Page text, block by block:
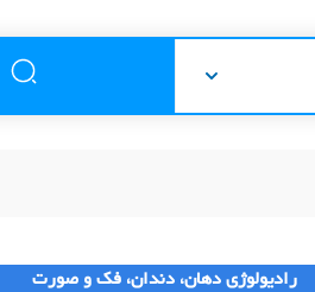
رادیولوژی دهان، دندان، فک و صورت